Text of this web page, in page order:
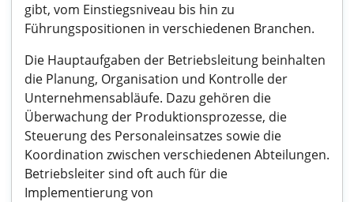
gibt, vom Einstiegsniveau bis hin zu
Führungspositionen in verschiedenen Branchen.
Die Hauptaufgaben der Betriebsleitung beinhalten
die Planung, Organisation und Kontrolle der
Unternehmensabläufe. Dazu gehören die
Überwachung der Produktionsprozesse, die
Steuerung des Personaleinsatzes sowie die
Koordination zwischen verschiedenen Abteilungen.
Betriebsleiter sind oft auch für die
Implementierung von